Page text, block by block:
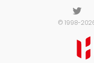
© 1998-